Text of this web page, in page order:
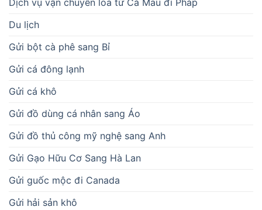
Dịch vụ vận chuyển loa từ Cà Mau đi Pháp
Du lịch
Gửi bột cà phê sang Bỉ
Gửi cá đông lạnh
Gửi cá khô
Gửi đồ dùng cá nhân sang Áo
Gửi đồ thủ công mỹ nghệ sang Anh
Gửi Gạo Hữu Cơ Sang Hà Lan
Gửi guốc mộc đi Canada
Gửi hải sản khô